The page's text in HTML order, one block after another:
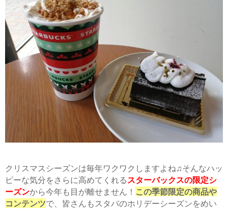
クリスマスシーズンは毎年ワクワクしますよね♫そんなハッ
ピーな気分をさらに高めてくれる スターバックスの限定シ
ーズンから今年も目が離せません！ この季節限定の商品や
コンテンツで、皆さんもスタバのホリデーシーズンをめい